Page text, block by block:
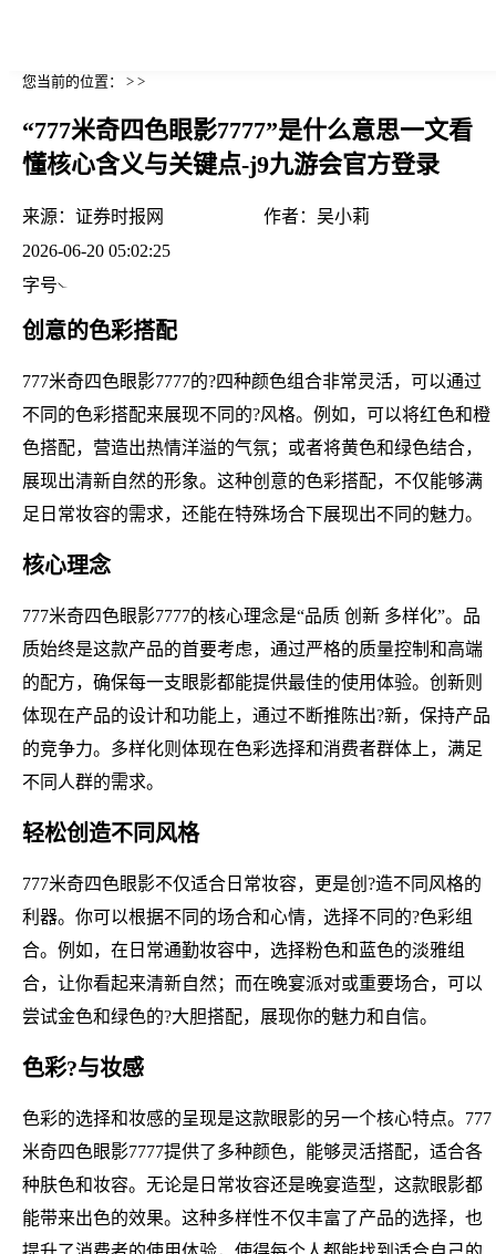
您当前的位置： > >
“777米奇四色眼影7777”是什么意思一文看
懂核心含义与关键点-j9九游会官方登录
来源： 证券时报网 作者： 吴小莉
2026-06-20 05:02:25
字号
创意的色彩搭配
777米奇四色眼影7777的?四种颜色组合非常灵活，可以通过
不同的色彩搭配来展现不同的?风格。例如，可以将红色和橙
色搭配，营造出热情洋溢的气氛；或者将黄色和绿色结合，
展现出清新自然的形象。这种创意的色彩搭配，不仅能够满
足日常妆容的需求，还能在特殊场合下展现出不同的魅力。
核心理念
777米奇四色眼影7777的核心理念是“品质 创新 多样化”。品
质始终是这款产品的首要考虑，通过严格的质量控制和高端
的配方，确保每一支眼影都能提供最佳的使用体验。创新则
体现在产品的设计和功能上，通过不断推陈出?新，保持产品
的竞争力。多样化则体现在色彩选择和消费者群体上，满足
不同人群的需求。
轻松创造不同风格
777米奇四色眼影不仅适合日常妆容，更是创?造不同风格的
利器。你可以根据不同的场合和心情，选择不同的?色彩组
合。例如，在日常通勤妆容中，选择粉色和蓝色的淡雅组
合，让你看起来清新自然；而在晚宴派对或重要场合，可以
尝试金色和绿色的?大胆搭配，展现你的魅力和自信。
色彩?与妆感
色彩的选择和妆感的呈现是这款眼影的另一个核心特点。777
米奇四色眼影7777提供了多种颜色，能够灵活搭配，适合各
种肤色和妆容。无论是日常妆容还是晚宴造型，这款眼影都
能带来出色的效果。这种多样性不仅丰富了产品的选择，也